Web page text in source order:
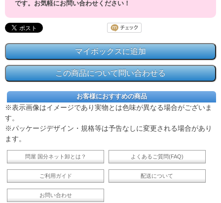
です。お気軽にお問い合わせください！
お客様におすすめの商品
※表示画像はイメージであり実物とは色味が異なる場合がございま
す。
※パッケージデザイン・規格等は予告なしに変更される場合があり
ます。
問屋 国分ネット卸とは？ よくあるご質問(FAQ)
ご利用ガイド 配送について
お問い合わせ